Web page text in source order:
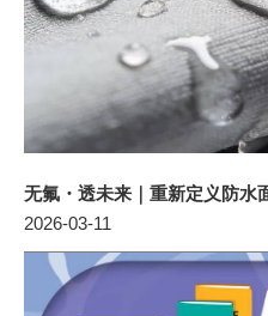
无氟・透未来｜重新定义防水
2026-03-11